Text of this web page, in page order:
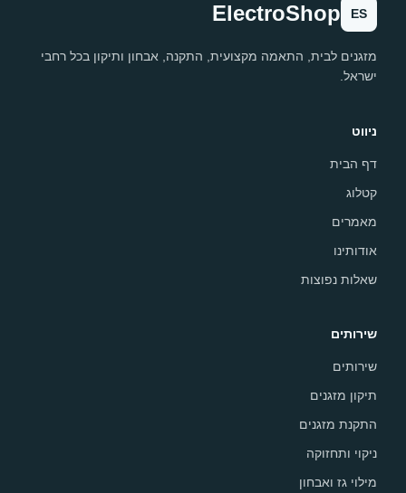
ES
ElectroShop
מזגנים לבית, התאמה מקצועית, התקנה, אבחון ותיקון בכל רחבי
ישראל.
ניווט
דף הבית
קטלוג
מאמרים
אודותינו
שאלות נפוצות
שירותים
שירותים
תיקון מזגנים
התקנת מזגנים
ניקוי ותחזוקה
מילוי גז ואבחון